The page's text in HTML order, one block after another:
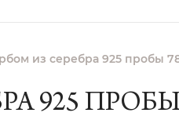
из серебра 925 пробы
ПРОБЫ